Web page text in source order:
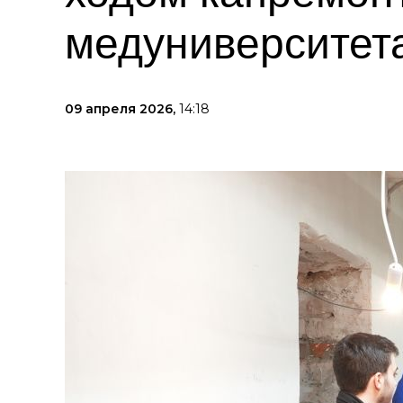
09 апреля 2026, 14:18